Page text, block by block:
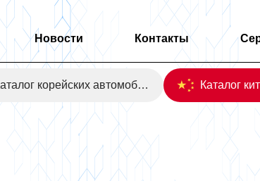
Новости Контакты
Каталог корейских автомобилей